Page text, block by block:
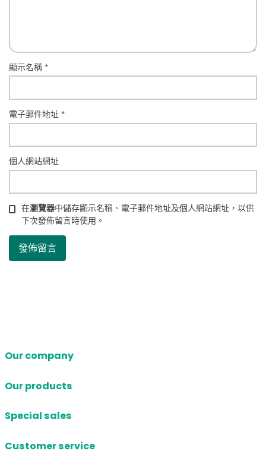
顯示名稱*
電子郵件地址*
個人網站網址
在瀏覽器中儲存顯示名稱、電子郵件地址及個人網站網址，以供
下次發佈留言時使用。
Our company
Our products
Special sales
Customer service